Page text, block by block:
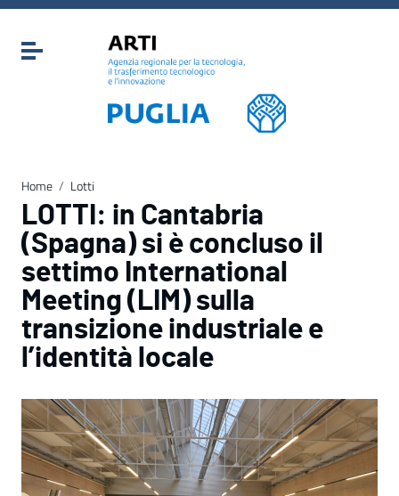
Vai ai contenuti
Vai al menu di navigazione
Vai al footer
Attiva / disattiva la navigazione
Home / Lotti
LOTTI: in Cantabria
(Spagna) si è concluso il
settimo International
Meeting (LIM) sulla
transizione industriale e
l’identità locale